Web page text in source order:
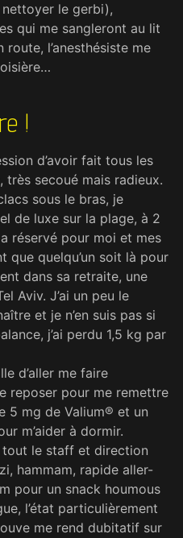
le gerbi),
qui me sangleront au lit
l’anesthésiste me
!
d’avoir fait tous les
très secoué mais radieux.
sous le bras, je
de luxe sur la plage, à 2
réservé pour moi et mes
que quelqu’un soit là pour
dans sa retraite, une
Aviv. J’ai un peu le
et je n’en suis pas si
j’ai perdu 1,5 kg par
d’aller me faire
reposer pour me remettre
5 mg de Valium® et un
m’aider à dormir.
tout le staff et direction
hammam, rapide aller-
pour un snack houmous
l’état particulièrement
me rend dubitatif sur